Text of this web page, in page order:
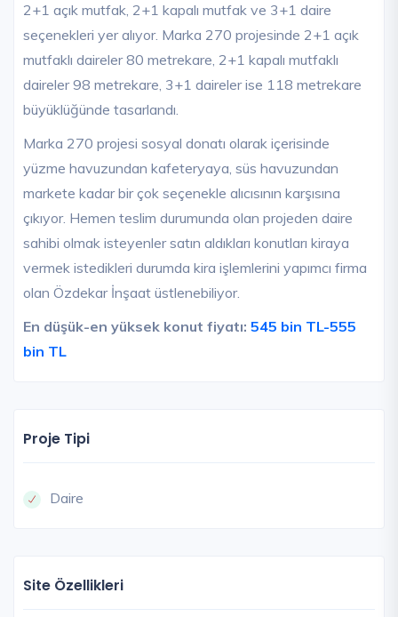
2+1 açık mutfak, 2+1 kapalı mutfak ve 3+1 daire
seçenekleri yer alıyor. Marka 270 projesinde 2+1 açık
mutfaklı daireler 80 metrekare, 2+1 kapalı mutfaklı
daireler 98 metrekare, 3+1 daireler ise 118 metrekare
büyüklüğünde tasarlandı.
Marka 270 projesi sosyal donatı olarak içerisinde
yüzme havuzundan kafeteryaya, süs havuzundan
markete kadar bir çok seçenekle alıcısının karşısına
çıkıyor. Hemen teslim durumunda olan projeden daire
sahibi olmak isteyenler satın aldıkları konutları kiraya
vermek istedikleri durumda kira işlemlerini yapımcı firma
olan Özdekar İnşaat üstlenebiliyor.
En düşük-en yüksek konut fiyatı: 545 bin TL-555
bin TL
Proje Tipi
Daire
Site Özellikleri